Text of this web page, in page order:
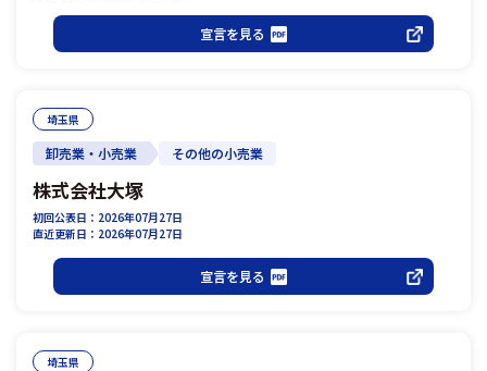
宣言を見る
埼玉県
卸売業・小売業 その他の小売業
株式会社大塚
初回公表日：2026年07月27日
直近更新日：2026年07月27日
宣言を見る
埼玉県